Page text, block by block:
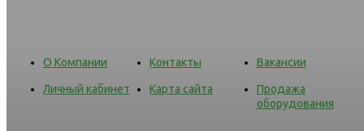
О Компании Контакты Вакансии
Личный кабинет Карта сайта
Продажа
оборудования